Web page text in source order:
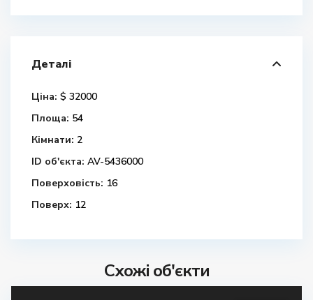
Деталі
Ціна: $ 32000
Площа: 54
Кімнати: 2
ID об'єкта: AV-5436000
Поверховість: 16
Поверх: 12
Схожі об'єкти